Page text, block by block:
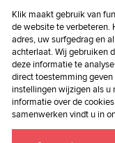
Cookiebeleid
Privacybeleid
Disclaimer
Klik maakt gebruik van
de website te verbeteren.
adres, uw surfgedrag en
achterlaat. Wij gebruiken
deze informatie te
direct toestemming
instellingen wijzigen als
informatie over de
samenwerken vindt u in